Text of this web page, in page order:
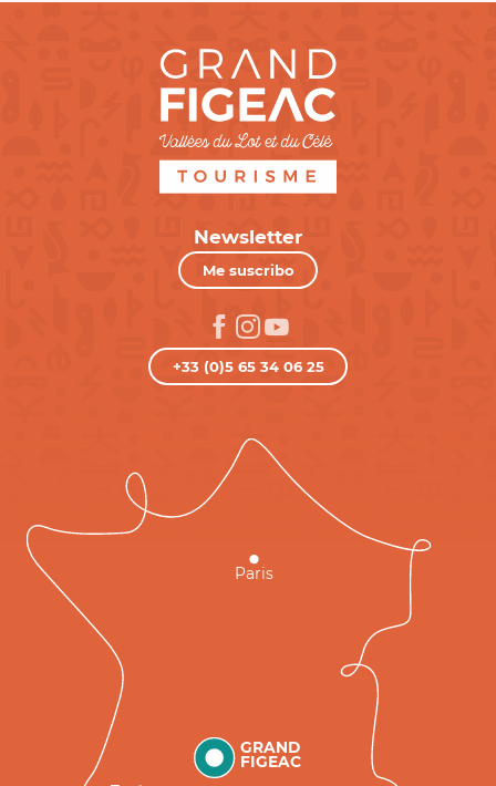
Newsletter
Me suscribo
+33 (0)5 65 34 06 25
GRAND
FIGEAC
Paris